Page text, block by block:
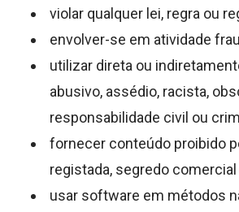
violar qualquer lei, regra ou
envolver-se em atividade
utilizar direta ou
abusivo, assédio, racista,
responsabilidade civil ou
fornecer conteúdo proibido
registada, segredo
usar software em métodos